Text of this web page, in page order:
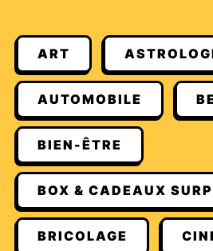
ART
AUTOMOBILE
BIEN-ÊTRE
BOX & CADEAUX
BRICOLAGE